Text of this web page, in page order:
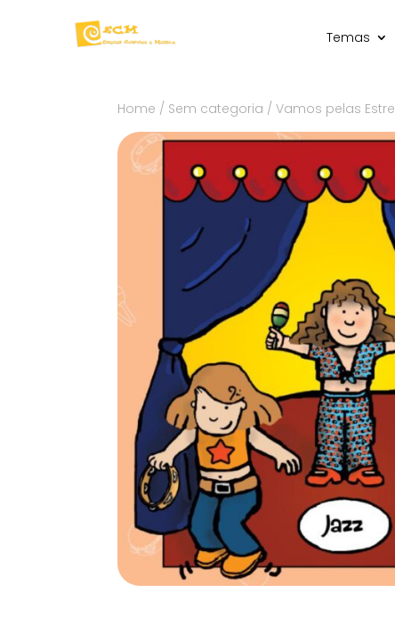
Temas
Home / Sem categoria / Vamos pelas